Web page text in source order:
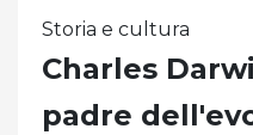
Storia e cultura
Charles
padre